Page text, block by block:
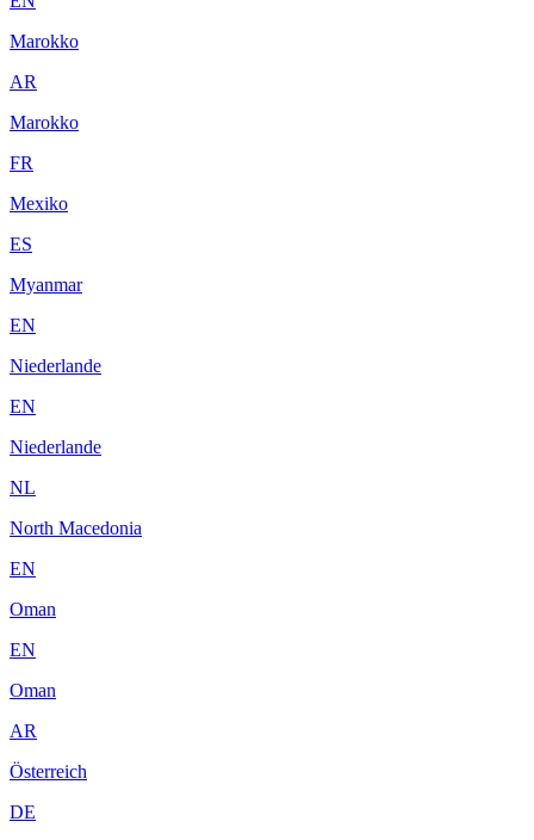
Marokko
AR
Marokko
FR
Mexiko
ES
Myanmar
EN
Niederlande
EN
Niederlande
NL
North Macedonia
EN
Oman
EN
Oman
AR
Österreich
DE